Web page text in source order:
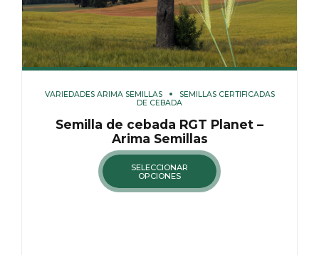
VARIEDADES ARIMA SEMILLAS
SEMILLAS CERTIFICADAS
DE CEBADA
Semilla de cebada RGT Planet –
Arima Semillas
SELECCIONAR
OPCIONES